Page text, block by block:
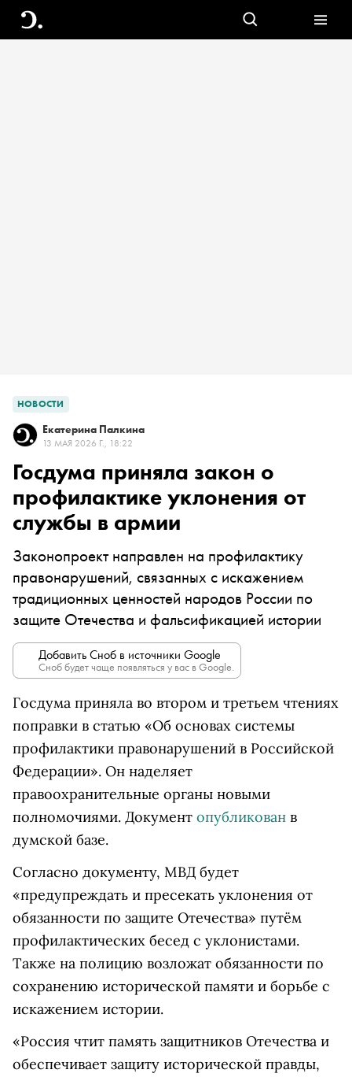
НОВОСТИ
Екатерина Палкина
13 МАЯ 2026 Г., 18:22
Госдума приняла закон о
профилактике уклонения от
службы в армии
Законопроект направлен на профилактику
правонарушений, связанных с искажением
традиционных ценностей народов России по
защите Отечества и фальсификацией истории
Добавить Сноб в источники Google
Сноб будет чаще появляться у вас в Google.
Госдума приняла во втором и третьем чтениях
поправки в статью «Об основах системы
профилактики правонарушений в Российской
Федерации». Он наделяет
правоохранительные органы новыми
полномочиями. Документ опубликован в
думской базе.
Согласно документу, МВД будет
«предупреждать и пресекать уклонения от
обязанности по защите Отечества» путём
профилактических бесед с уклонистами.
Также на полицию возложат обязанности по
сохранению исторической памяти и борьбе с
искажением истории.
«Россия чтит память защитников Отечества и
обеспечивает защиту исторической правды,